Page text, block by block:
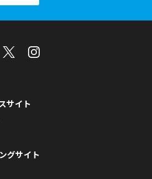
サイト
グサイト